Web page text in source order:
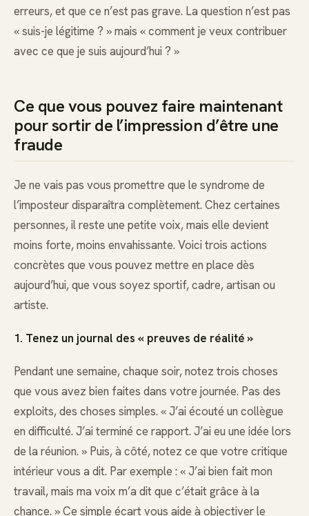
erreurs, et que ce n’est pas grave. La question n’est pas
« suis-je légitime ? » mais « comment je veux contribuer
avec ce que je suis aujourd’hui ? »
Ce que vous pouvez faire maintenant
pour sortir de l’impression d’être une
fraude
Je ne vais pas vous promettre que le syndrome de
l’imposteur disparaîtra complètement. Chez certaines
personnes, il reste une petite voix, mais elle devient
moins forte, moins envahissante. Voici trois actions
concrètes que vous pouvez mettre en place dès
aujourd’hui, que vous soyez sportif, cadre, artisan ou
artiste.
1. Tenez un journal des « preuves de réalité »
Pendant une semaine, chaque soir, notez trois choses
que vous avez bien faites dans votre journée. Pas des
exploits, des choses simples. « J’ai écouté un collègue
en difficulté. J’ai terminé ce rapport. J’ai eu une idée lors
de la réunion. » Puis, à côté, notez ce que votre critique
intérieur vous a dit. Par exemple : « J’ai bien fait mon
travail, mais ma voix m’a dit que c’était grâce à la
chance. » Ce simple écart vous aide à objectiver le